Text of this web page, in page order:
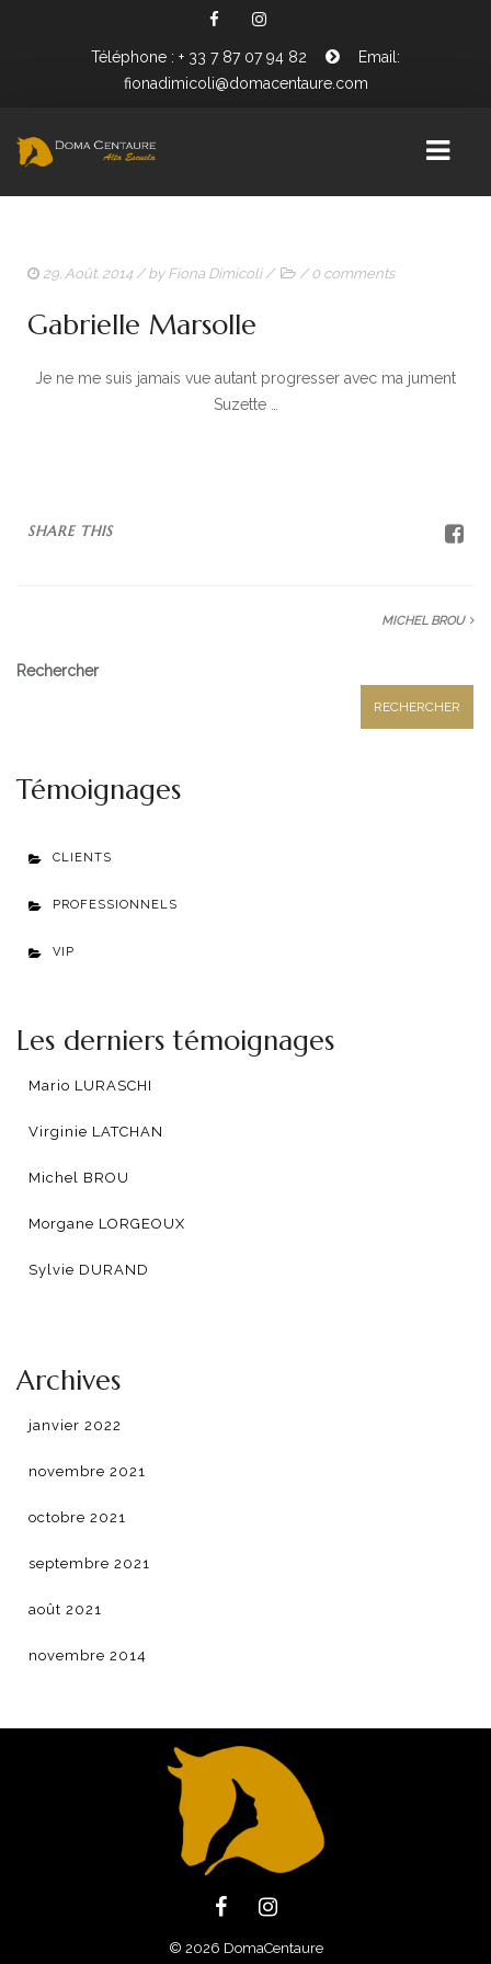
Téléphone : + 33 7 87 07 94 82
Email:
fionadimicoli@domacentaure.com
WORKING EQUITATION
29. Août. 2014 / by Fiona Dimicoli/ / 0 comments
Gabrielle Marsolle
Je ne me suis jamais vue autant progresser avec ma jument
Suzette …
SHARE THIS
MICHEL BROU
Rechercher
RECHERCHER
Témoignages
CLIENTS
PROFESSIONNELS
VIP
Les derniers témoignages
Mario LURASCHI
Virginie LATCHAN
Michel BROU
Morgane LORGEOUX
Sylvie DURAND
Archives
janvier 2022
novembre 2021
octobre 2021
septembre 2021
août 2021
novembre 2014
© 2026 DomaCentaure